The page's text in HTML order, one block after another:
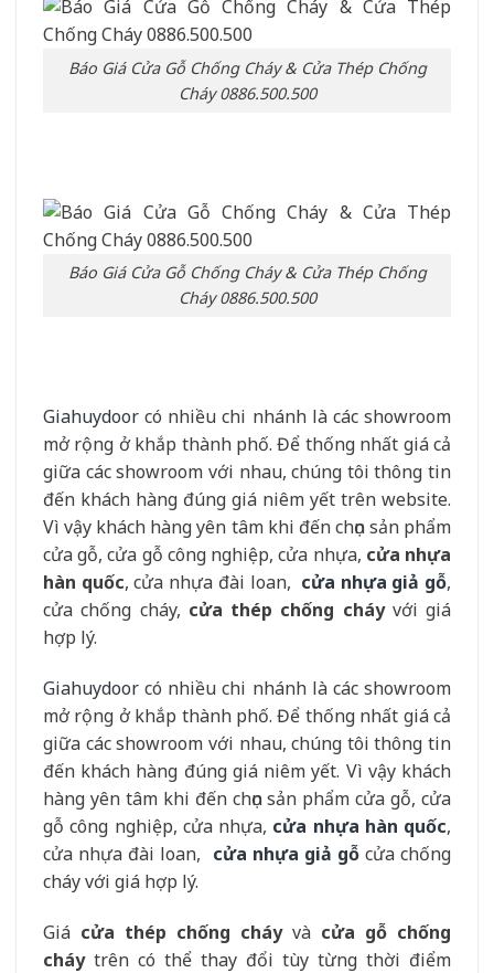
Báo Giá Cửa Gỗ Chống Cháy & Cửa Thép Chống
Cháy 0886.500.500
Báo Giá Cửa Gỗ Chống Cháy & Cửa Thép Chống
Cháy 0886.500.500
Giahuydoor có nhiều chi nhánh là các showroom
mở rộng ở khắp thành phố. Để thống nhất giá cả
giữa các showroom với nhau, chúng tôi thông tin
đến khách hàng đúng giá niêm yết trên website.
Vì vậy khách hàng yên tâm khi đến chọn sản phẩm
cửa gỗ, cửa gỗ công nghiệp, cửa nhựa, cửa nhựa
hàn quốc, cửa nhựa đài loan, cửa nhựa giả gỗ,
cửa chống cháy, cửa thép chống cháyvới giá
hợp lý.
Giahuydoor có nhiều chi nhánh là các showroom
mở rộng ở khắp thành phố. Để thống nhất giá cả
giữa các showroom với nhau, chúng tôi thông tin
đến khách hàng đúng giá niêm yết. Vì vậy khách
hàng yên tâm khi đến chọn sản phẩm cửa gỗ, cửa
gỗ công nghiệp, cửa nhựa, cửa nhựa hàn quốc,
cửa nhựa đài loan, cửa nhựa giả gỗcửa chống
cháy với giá hợp lý.
Giá cửa thép chống cháyvà cửa gỗ chống
cháytrên có thể thay đổi tùy từng thời điểm